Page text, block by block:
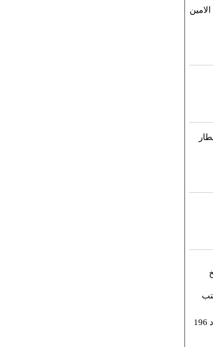
من تاريخنا-عن جريدة "البناء" العدد 196